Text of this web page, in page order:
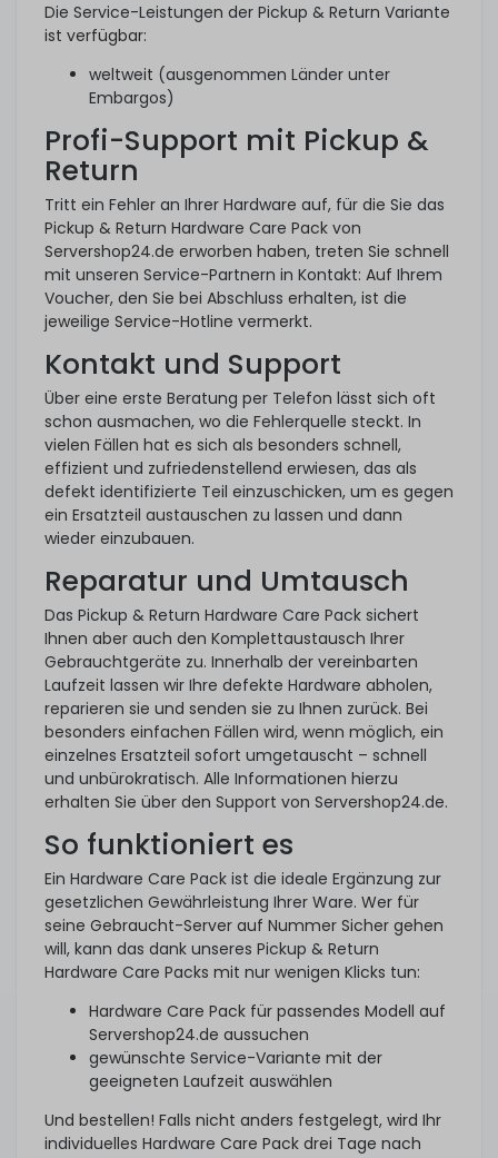
Die Service-Leistungen der Pickup & Return Variante
ist verfügbar:
weltweit (ausgenommen Länder unter
Embargos)
Profi-Support mit Pickup &
Return
Tritt ein Fehler an Ihrer Hardware auf, für die Sie das
Pickup & Return Hardware Care Pack von
Servershop24.de erworben haben, treten Sie schnell
mit unseren Service-Partnern in Kontakt: Auf Ihrem
Voucher, den Sie bei Abschluss erhalten, ist die
jeweilige Service-Hotline vermerkt.
Kontakt und Support
Über eine erste Beratung per Telefon lässt sich oft
schon ausmachen, wo die Fehlerquelle steckt. In
vielen Fällen hat es sich als besonders schnell,
effizient und zufriedenstellend erwiesen, das als
defekt identifizierte Teil einzuschicken, um es gegen
ein Ersatzteil austauschen zu lassen und dann
wieder einzubauen.
Reparatur und Umtausch
Das Pickup & Return Hardware Care Pack sichert
Ihnen aber auch den Komplettaustausch Ihrer
Gebrauchtgeräte zu. Innerhalb der vereinbarten
Laufzeit lassen wir Ihre defekte Hardware abholen,
reparieren sie und senden sie zu Ihnen zurück. Bei
besonders einfachen Fällen wird, wenn möglich, ein
einzelnes Ersatzteil sofort umgetauscht – schnell
und unbürokratisch. Alle Informationen hierzu
erhalten Sie über den Support von Servershop24.de.
So funktioniert es
Ein Hardware Care Pack ist die ideale Ergänzung zur
gesetzlichen Gewährleistung Ihrer Ware. Wer für
seine Gebraucht-Server auf Nummer Sicher gehen
will, kann das dank unseres Pickup & Return
Hardware Care Packs mit nur wenigen Klicks tun:
Hardware Care Pack für passendes Modell auf
Servershop24.de aussuchen
gewünschte Service-Variante mit der
geeigneten Laufzeit auswählen
Und bestellen! Falls nicht anders festgelegt, wird Ihr
individuelles Hardware Care Pack drei Tage nach